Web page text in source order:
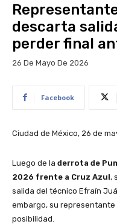
descarta
perder final
26 De Mayo De 2026
Facebook
Ciudad de México, 26 de
Luego de la derrota de
2026 frente a Cruz Azul,
salida del técnico Efraín
embargo, su
posibilidad.